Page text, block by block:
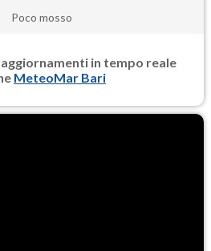
Poco mosso
in tempo reale
MeteoMar Bari